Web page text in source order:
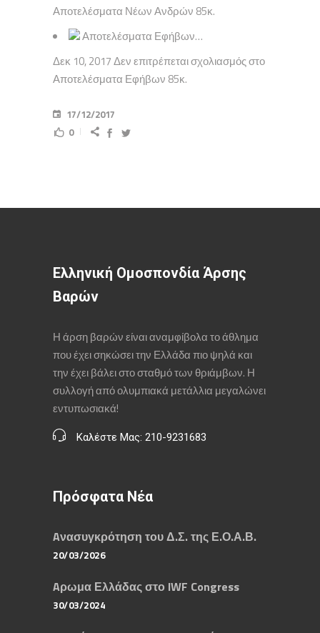
Αποτελέσματα Νέων Ανδρών 85κ.
Αποτελέσματα Εφήβων…
Δεκ 10, 2017 Δεν επιτρέπεται σχολιασμός στο
Αποτελέσματα Εφήβων 85κ.
17/12/2017
0
Ελληνική Ομοσπονδία Άρσης
Βαρών
Η άρση βαρών είναι αναμφίβολα το άθλημα
που έχει σηκώσει την Ελλάδα πιο ψηλά και
την έχει βάλει στο σταθμό των θριάμβων. Η
συλλογή από ολυμπιακά μετάλλια μεγαλώνει
εντυπωσιακά!
Καλέστε Μας: 210-9231683
Πρόσφατα Νέα
Aνασυγκρότηση του Δ.Σ. της Ε.Ο.Α.Β.
20/03/2026
Aρωμα Ελλάδας στο IWF Congress
30/03/2024